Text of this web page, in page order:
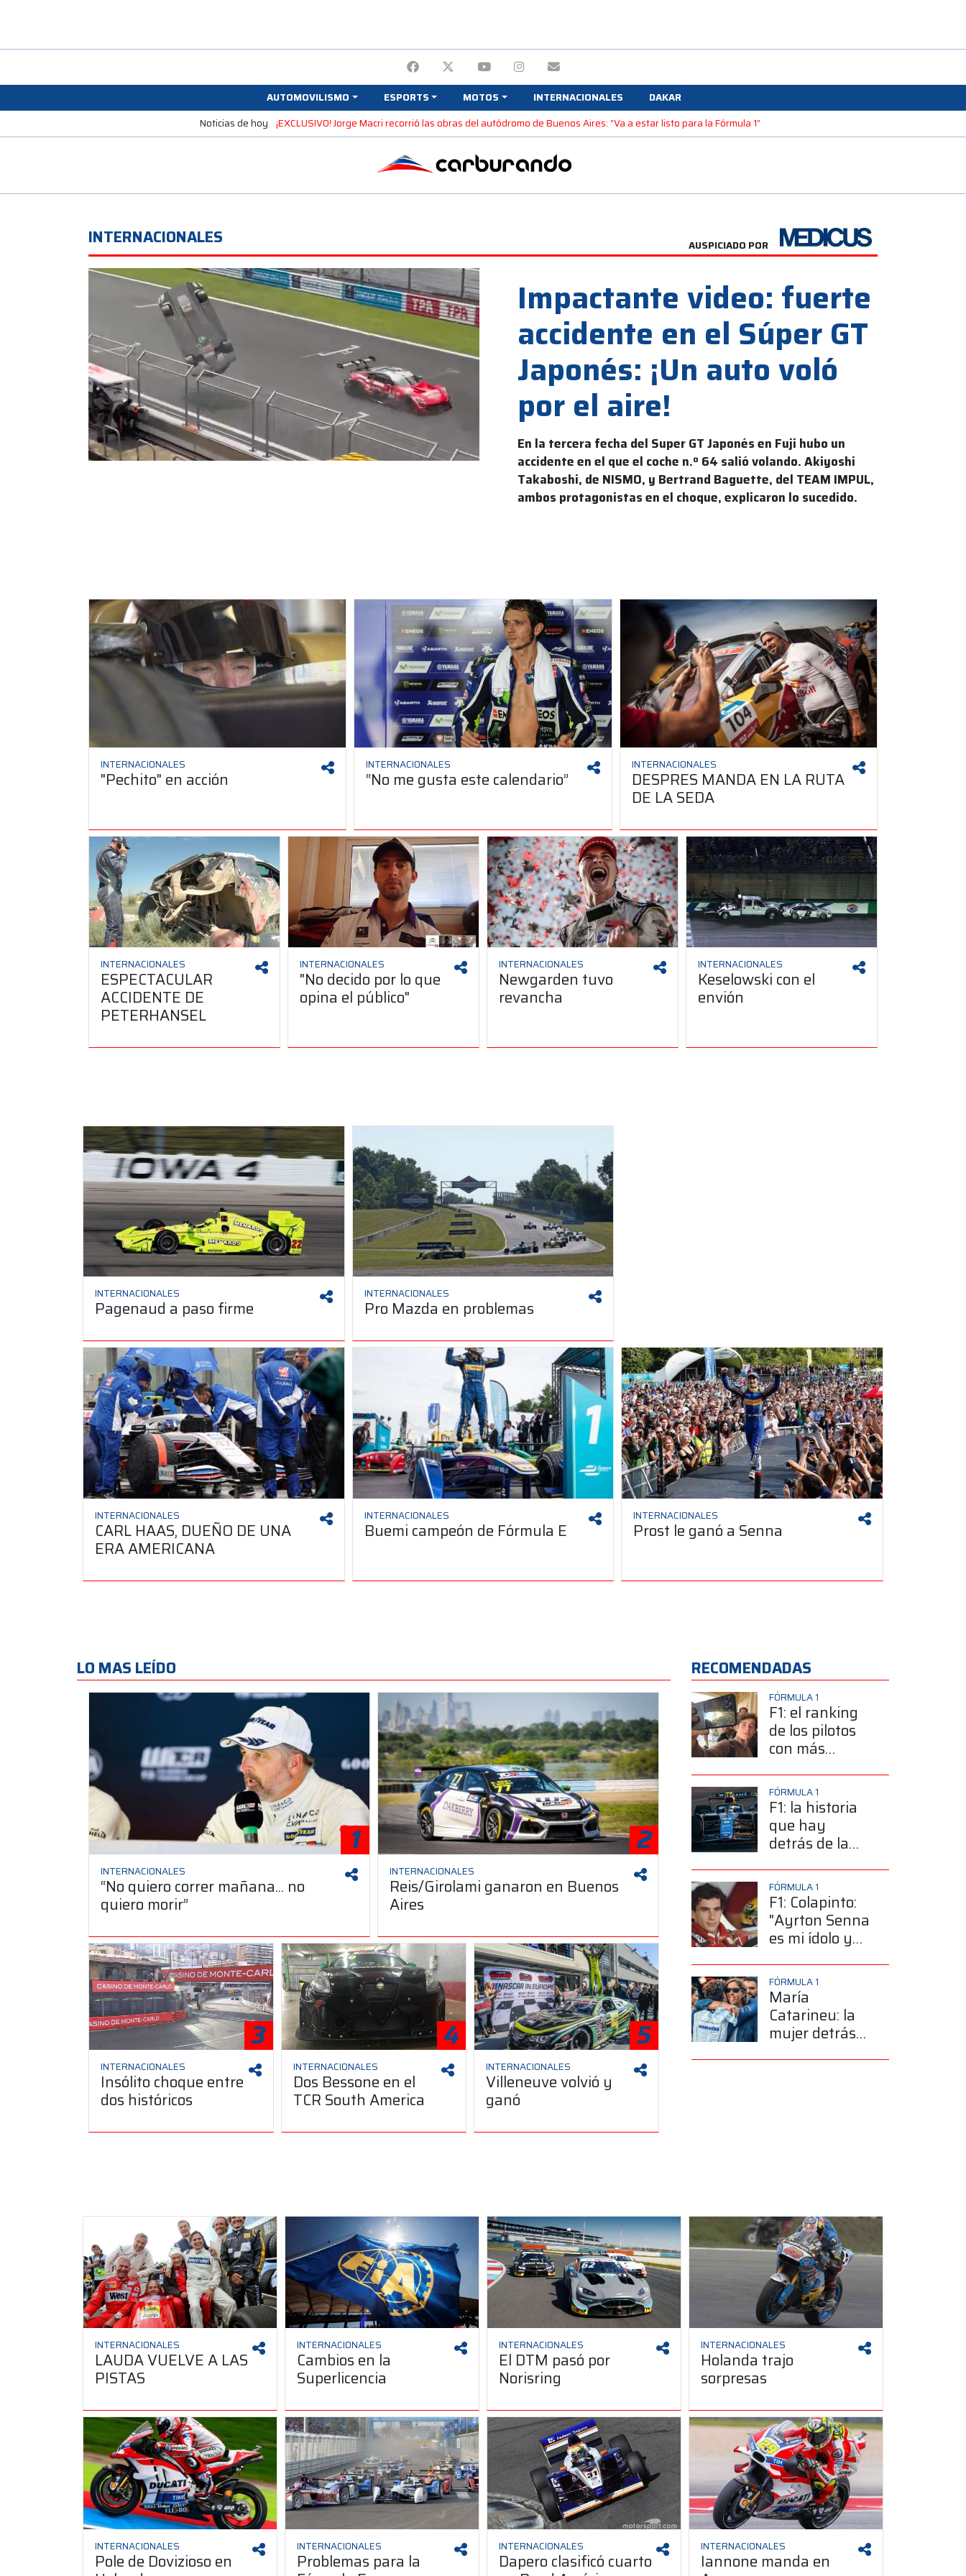
AUTOMOVILISMO ESPORTS MOTOS INTERNACIONALES
DAKAR
Noticias de hoy ¡EXCLUSIVO! Jorge Macri recorrió las obras del autódromo de Buenos Aires: “Va a estar listo para la Fórmula 1”
INTERNACIONALES AUSPICIADO POR
Impactante video: fuerte
accidente en el Súper GT
Japonés: ¡Un auto voló
por el aire!
En la tercera fecha del Super GT Japonés en Fuji hubo un
accidente en el que el coche n.º 64 salió volando. Akiyoshi
Takaboshi, de NISMO, y Bertrand Baguette, del TEAM IMPUL,
ambos protagonistas en el choque, explicaron lo sucedido.
INTERNACIONALES
"Pechito" en acción
INTERNACIONALES
“No me gusta este calendario”
INTERNACIONALES
DESPRES MANDA EN LA RUTA
DE LA SEDA
INTERNACIONALES
ESPECTACULAR
ACCIDENTE DE
PETERHANSEL
INTERNACIONALES
"No decido por lo que
opina el público"
INTERNACIONALES
Newgarden tuvo
revancha
INTERNACIONALES
Keselowski con el
envión
INTERNACIONALES
Pagenaud a paso firme
INTERNACIONALES
Pro Mazda en problemas
INTERNACIONALES
CARL HAAS, DUEÑO DE UNA
ERA AMERICANA
INTERNACIONALES
Buemi campeón de Fórmula E
INTERNACIONALES
Prost le ganó a Senna
LO MAS LEÍDO
1
INTERNACIONALES
“No quiero correr mañana... no
quiero morir”
2
INTERNACIONALES
Reis/Girolami ganaron en Buenos
Aires
3
INTERNACIONALES
Insólito choque entre
dos históricos
4
INTERNACIONALES
Dos Bessone en el
TCR South America
5
INTERNACIONALES
Villeneuve volvió y
ganó
RECOMENDADAS
FÓRMULA 1
F1: el ranking
de los pilotos
con más
sorprendente
posición de
Colapinto
FÓRMULA 1
F1: la historia
que hay
detrás de la
Colapinto del
número 43
FÓRMULA 1
F1: Colapinto:
"Ayrton Senna
es mi ídolo y
grande"
FÓRMULA 1
María
Catarineu: la
mujer detrás
INTERNACIONALES
LAUDA VUELVE A LAS
PISTAS
INTERNACIONALES
Cambios en la
Superlicencia
INTERNACIONALES
El DTM pasó por
Norisring
INTERNACIONALES
Holanda trajo
sorpresas
INTERNACIONALES
Pole de Dovizioso en
INTERNACIONALES
Problemas para la
INTERNACIONALES
Dapero clasificó cuarto
INTERNACIONALES
Iannone manda en